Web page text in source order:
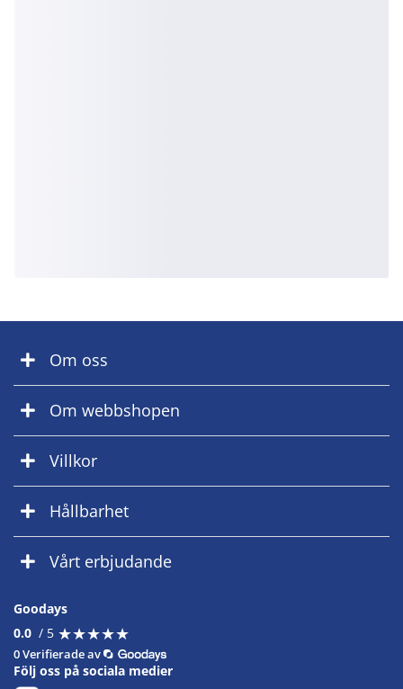
Om oss
Om webbshopen
Villkor
Hållbarhet
Vårt erbjudande
Goodays
0.0 / 5 ★★★★★
★★★★★
0 Verifierade av
Följ oss på sociala medier